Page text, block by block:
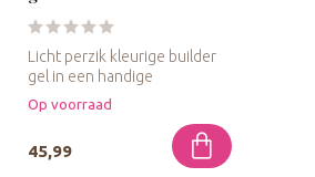
Licht perzik kleurige builder
gel in een handige
navulflacon van 50 gram voor
st...
Op voorraad
45,99